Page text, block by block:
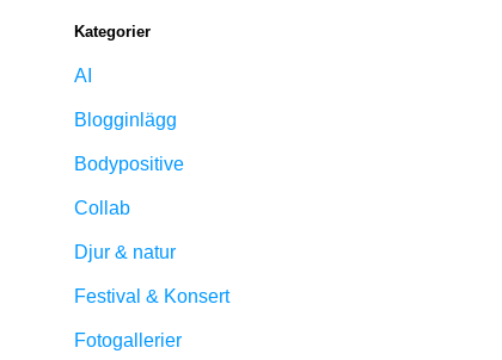
Kategorier
AI
Blogginlägg
Bodypositive
Collab
Djur & natur
Festival & Konsert
Fotogallerier